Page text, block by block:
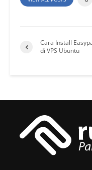
Cara Install
di VPS Ubuntu